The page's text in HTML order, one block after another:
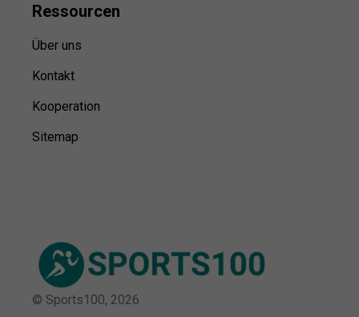
Ressourcen
Über uns
Kontakt
Kooperation
Sitemap
© Sports100, 2026